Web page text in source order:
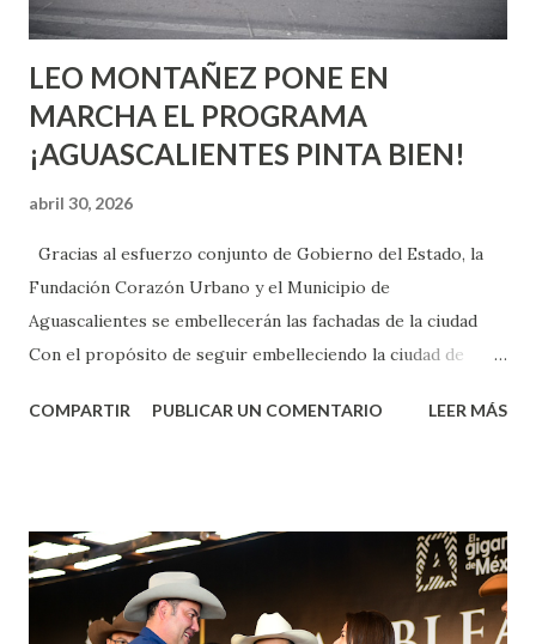
son suficientemen...
LEO MONTAÑEZ PONE EN
MARCHA EL PROGRAMA
¡AGUASCALIENTES PINTA BIEN!
abril 30, 2026
Gracias al esfuerzo conjunto de Gobierno del Estado, la
Fundación Corazón Urbano y el Municipio de
Aguascalientes se embellecerán las fachadas de la ciudad
Con el propósito de seguir embelleciendo la ciudad de
municipal, Leo Montañez dio inicio al programa
Corazón Urbano y el Municipio capital. Leo Montañez
informó que en este programa se usarán cerca de 90 mil
metros cuadrados de pintura, para dar inicio en la calle
COMPARTIR PUBLICAR UN COMENTARIO LEER MÁS